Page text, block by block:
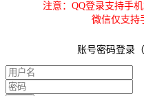
注意：QQ登录支持手
微信仅支持
账号密码登录